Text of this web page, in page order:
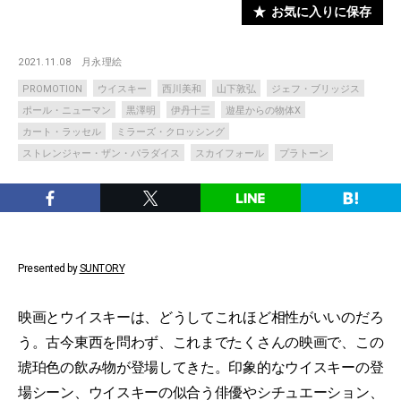
お気に入りに保存
2021.11.08 月永理絵
PROMOTION ウイスキー 西川美和 山下敦弘
ジェフ・ブリッジス
ポール・ニューマン
黒澤明 伊丹十三
遊星からの物体X
カート・ラッセル
ミラーズ・クロッシング
ストレンジャー・ザン・パラダイス
スカイフォール プラトーン
Presented bySUNTORY
映画とウイスキーは、どうしてこれほど相性がいいのだろ
う。古今東西を問わず、これまでたくさんの映画で、この
琥珀色の飲み物が登場してきた。印象的なウイスキーの登
場シーン、ウイスキーの似合う俳優やシチュエーション、